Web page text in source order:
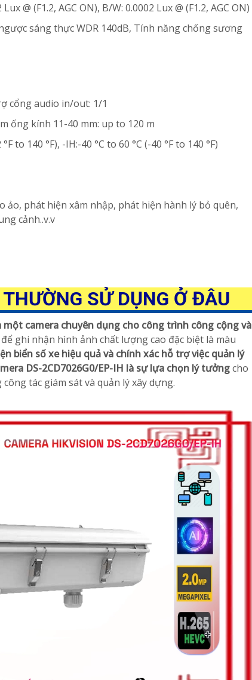
@ (F1.2, AGC ON), B/W: 0.0002 Lux @ (F1.2, AGC ON)
sáng thực WDR 140dB, Tính năng chống sương
cổng audio in/out: 1/1
ống kính 11-40 mm: up to 120 m
to 140 °F), -IH:-40 °C to 60 °C (-40 °F to 140 °F)
phát hiện xâm nhập, phát hiện hành lý bỏ quên,
cảnh..v.v
THƯỜNG SỬ DỤNG Ở ĐÂU
một camera chuyên dụng cho công trình công cộng và
ghi nhận hình ảnh chất lượng cao đặc biệt là màu
biển số xe hiệu quả và chính xác hỗ trợ việc quản lý
DS-2CD7026G0/EP-IH là sự lựa chọn lý tưởngcho
tác giám sát và quản lý xây dựng.